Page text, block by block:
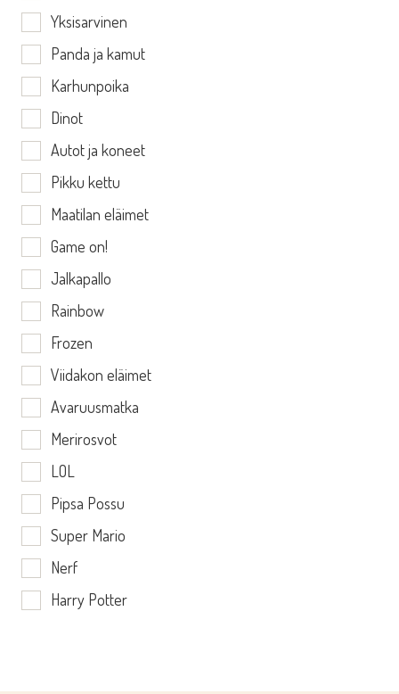
Yksisarvinen
Panda ja kamut
Karhunpoika
Dinot
Autot ja koneet
Pikku kettu
Maatilan eläimet
Game on!
Jalkapallo
Rainbow
Frozen
Viidakon eläimet
Avaruusmatka
Merirosvot
LOL
Pipsa Possu
Super Mario
Nerf
Harry Potter